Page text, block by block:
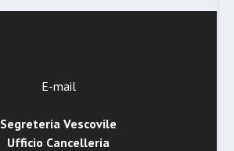
E-mail
Segreteria Vescovile
Ufficio Cancelleria